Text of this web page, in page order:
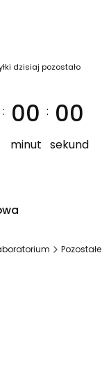
dzisiaj pozostało
: 00
minut
: 00
sekund
Pozostałe